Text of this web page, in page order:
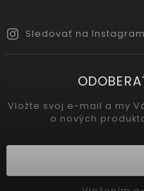
Sledovať na
Vložte svoj e-mail a my
o nových